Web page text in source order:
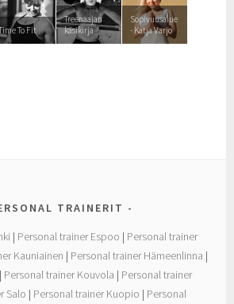
To Fit
Treenaajan
käsikirja
Sopivuusalue
- Katja Varjo
TRAINERIT
| Personal trainer Espoo | Personal trainer
Kauniainen | Personal trainer Hämeenlinna |
| Personal trainer Kouvola | Personal trainer
Salo | Personal trainer Kuopio | Personal